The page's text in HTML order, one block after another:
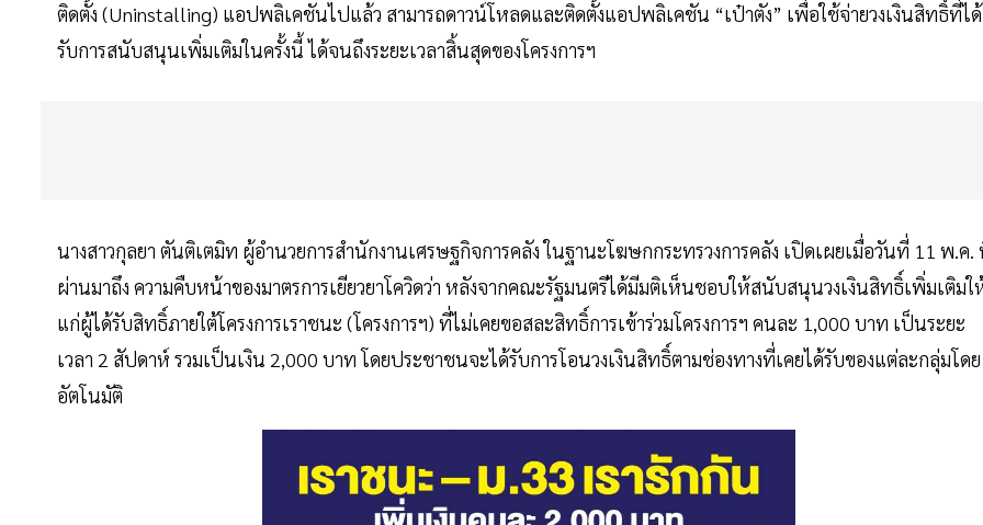
ติดตั้ง (Uninstalling) แอปพลิเคชันไปแล้ว สามารถดาวน์โหลดและติดตั้งแอปพลิเคชัน “เป๋าตัง” เพื่อใช้จ่ายวงเงินสิทธิ์ที่ได้
รับการสนับสนุนเพิ่มเติมในครั้งนี้ ได้จนถึงระยะเวลาสิ้นสุดของโครงการฯ
นางสาวกุลยา ตันติเตมิท ผู้อำนวยการสำนักงานเศรษฐกิจการคลัง ในฐานะโฆษกกระทรวงการคลัง เปิดเผยเมื่อวันที่ 11 พ.ค.
ผ่านมาถึง ความคืบหน้าของมาตรการเยียวยาโควิดว่า หลังจากคณะรัฐมนตรีได้มีมติเห็นชอบให้สนับสนุนวงเงินสิทธิ์เพิ่มเติมใ
แก่ผู้ได้รับสิทธิ์ภายใต้โครงการเราชนะ (โครงการฯ) ที่ไม่เคยขอสละสิทธิ์การเข้าร่วมโครงการฯ คนละ 1,000 บาท เป็นระยะ
เวลา 2 สัปดาห์ รวมเป็นเงิน 2,000 บาท โดยประชาชนจะได้รับการโอนวงเงินสิทธิ์ตามช่องทางที่เคยได้รับของแต่ละกลุ่มโดย
อัตโนมัติ